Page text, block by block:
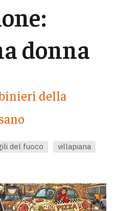
donna
della
del fuoco
villapiana